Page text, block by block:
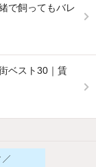
で飼ってもバレ
ベスト30｜賃